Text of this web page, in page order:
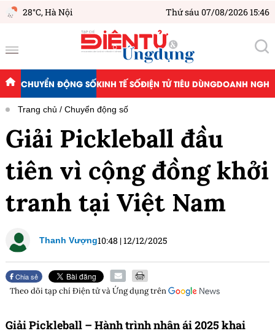
28°C,Hà Nội Thứ sáu 07/08/2026 15:46
CHUYỂN ĐỘNG SỐKINH TẾ SỐĐIỆN TỬ TIÊU DÙNGDOANH
Trang chủ Chuyển động số
Giải Pickleball đầu
tiên vì cộng đồng khởi
tranh tại Việt Nam
Thanh Vượng10:48 |12/12/2025
Chia sẻ
Theo dõi tạp chíĐiện tử và Ứng dụngtrên
Giải Pickleball – Hành trình nhân ái 2025 khai